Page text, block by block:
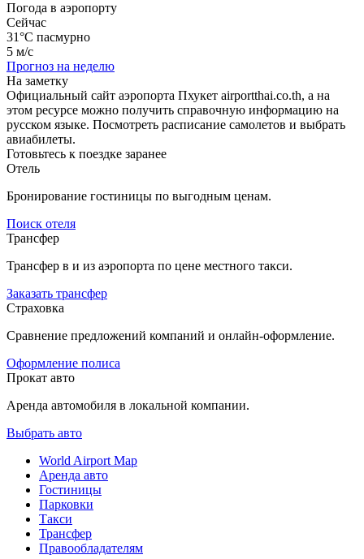
Погода в аэропорту
Сейчас
31°C пасмурно
5 м/с
Прогноз на неделю
На заметку
Официальный сайт аэропорта Пхукет airportthai.co.th, а на
этом ресурсе можно получить справочную информацию на
русском языке. Посмотреть расписание самолетов и выбрать
авиабилеты.
Готовьтесь к поездке заранее
Отель
Бронирование гостиницы по выгодным ценам.
Поиск отеля
Трансфер
Трансфер в и из аэропорта по цене местного такси.
Заказать трансфер
Страховка
Сравнение предложений компаний и онлайн-оформление.
Оформление полиса
Прокат авто
Аренда автомобиля в локальной компании.
Выбрать авто
World Airport Map
Аренда авто
Гостиницы
Парковки
Такси
Трансфер
Правообладателям